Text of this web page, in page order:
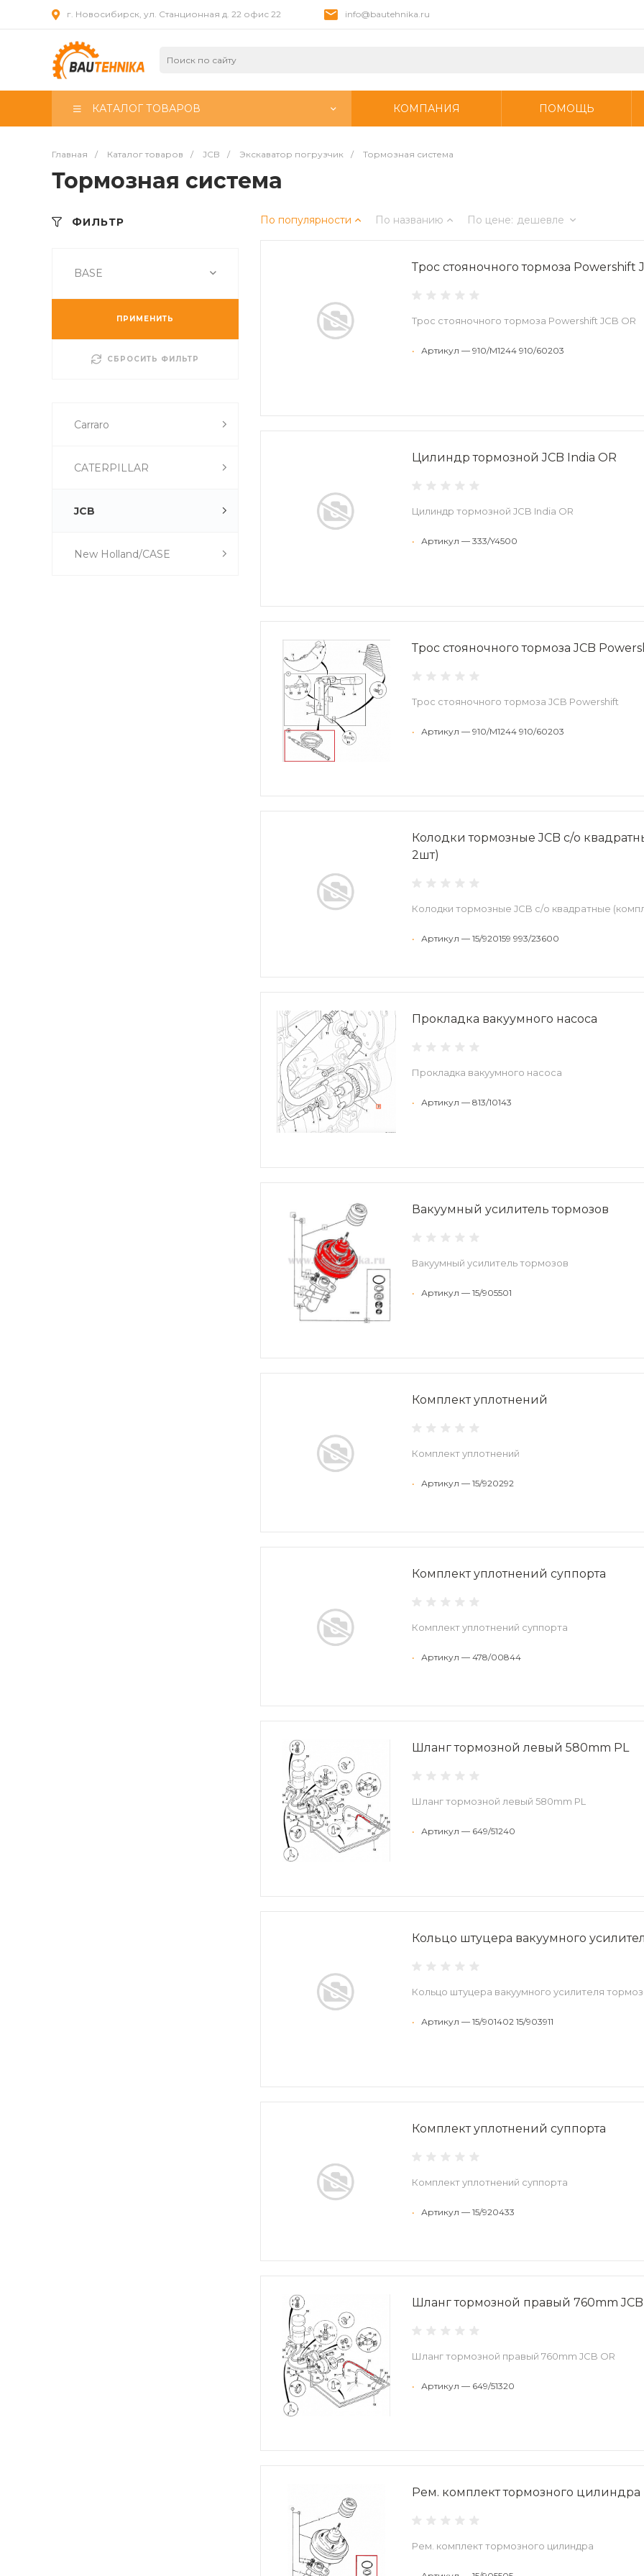
г. Новосибирск, ул. Станционная д. 22 офис 22 info@bautehnika.ru
КАТАЛОГ ТОВАРОВ КОМПАНИЯ ПОМОЩЬ
Главная / Каталог товаров / JCB / Экскаватор погрузчик / Тормозная система
Тормозная система
ФИЛЬТР
BASE
ПРИМЕНИТЬ
СБРОСИТЬ ФИЛЬТР
Carraro
CATERPILLAR
JCB
New Holland/CASE
По популярности По названию По цене: дешевле
Трос стояночного тормоза Powershift
Трос стояночного тормоза Powershift JCB OR
• Артикул — 910/M1244 910/60203
Цилиндр тормозной JCB India OR
Цилиндр тормозной JCB India OR
• Артикул — 333/Y4500
Трос стояночного тормоза JCB
Трос стояночного тормоза JCB Powershift
• Артикул — 910/M1244 910/60203
Колодки тормозные JCB с/о
2шт)
Колодки тормозные JCB с/о квадратные
• Артикул — 15/920159 993/23600
Прокладка вакуумного насоса
Прокладка вакуумного насоса
• Артикул — 813/10143
Вакуумный усилитель тормозов
Вакуумный усилитель тормозов
• Артикул — 15/905501
Комплект уплотнений
Комплект уплотнений
• Артикул — 15/920292
Комплект уплотнений суппорта
Комплект уплотнений суппорта
• Артикул — 478/00844
Шланг тормозной левый 580mm PL
Шланг тормозной левый 580mm PL
• Артикул — 649/51240
Кольцо штуцера вакуумного
Кольцо штуцера вакуумного усилителя
• Артикул — 15/901402 15/903911
Комплект уплотнений суппорта
Комплект уплотнений суппорта
• Артикул — 15/920433
Шланг тормозной правый 760mm JCB
Шланг тормозной правый 760mm JCB OR
• Артикул — 649/51320
Рем. комплект тормозного цилиндра
Рем. комплект тормозного цилиндра